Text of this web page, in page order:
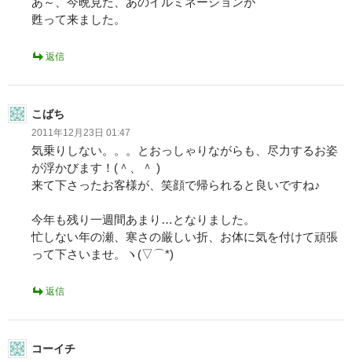
甦って来ました。
返信
こばち
2011年12月23日 01:47
気乗りしない。。。とおっしゃりながらも、尽力するお姿
が浮かびます！(＾、＾ )
来て下さったお客様が、笑顔で帰られると良いですね♪
今年も残り一週間あまり…となりました。
忙しない年の瀬、寒さの厳しい折、お体に気を付けて頑張
って下さいませ。ヽ(▽⌒*)
返信
コーイチ